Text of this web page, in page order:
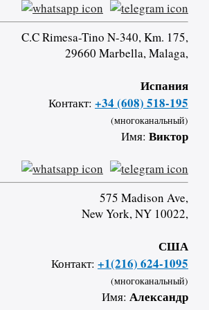
C.C Rimesa-Tino N-340, Km. 175,
29660 Marbella, Malaga,
Испания
Контакт: +34 (608) 518-195
(многоканальный)
Имя: Виктор
575 Madison Ave,
New York, NY 10022,
США
Контакт: +1(216) 624-1095
(многоканальный)
Имя: Александр